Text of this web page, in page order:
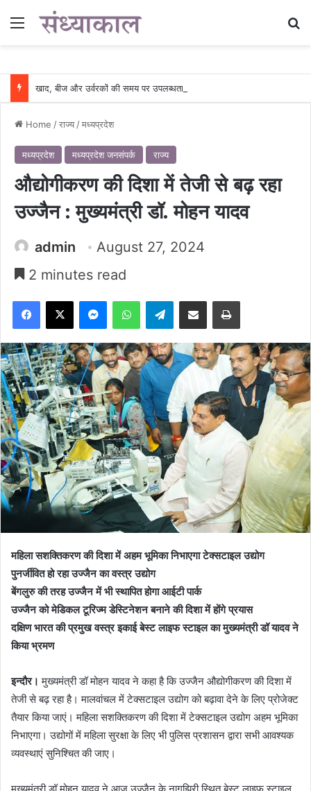
Menu
Home /राज्य /मध्यप्रदेश
मध्यप्रदेश मध्यप्रदेश जनसंपर्क राज्य
औद्योगीकरण की दिशा में तेजी से बढ़ रहा
उज्जैन : मुख्यमंत्री डॉ. मोहन यादव
admin
August 27, 2024
2 minutes read
Facebook
X MessengerWhatsAppTelegramShare via Email Print
महिला सशक्तिकरण की दिशा में अहम भूमिका निभाएगा टेक्सटाइल उद्योग
पुनर्जीवित हो रहा उज्जैन का वस्त्र उद्योग
बेंगलुरु की तरह उज्जैन में भी स्थापित होगा आईटी पार्क
उज्जैन को मेडिकल टूरिज्म डेस्टिनेशन बनाने की दिशा में होंगे प्रयास
दक्षिण भारत की प्रमुख वस्त्र इकाई बेस्ट लाइफ स्टाइल का मुख्यमंत्री डॉ यादव ने
किया भ्रमण
इन्दौर। मुख्यमंत्री डॉ मोहन यादव ने कहा है कि उज्जैन औद्योगीकरण की दिशा में
तेजी से बढ़ रहा है। मालवांचल में टेक्सटाइल उद्योग को बढ़ावा देने के लिए प्रोजेक्ट
तैयार किया जाएं। महिला सशक्तिकरण की दिशा में टेक्सटाइल उद्योग अहम भूमिका
निभाएगा। उद्योगों में महिला सुरक्षा के लिए भी पुलिस प्रशासन द्वारा सभी आवश्यक
व्यवस्थाएं सुनिश्चित की जाए।